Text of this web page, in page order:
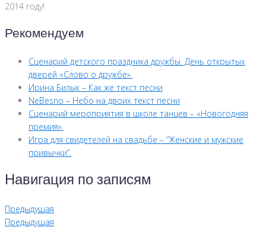
2014 году!
Рекомендуем
Сценарий детского праздника дружбы. День открытых
дверей «Слово о дружбе».
Ирина Билык – Как же текст песни
NeBesno – Небо на двоих текст песни
Сценарий мероприятия в школе танцев – «Новогодняя
премия».
Игра для свидетелей на свадьбе – “Женские и мужские
привычки”.
Навигация по записям
Предыдущая
Предыдущая